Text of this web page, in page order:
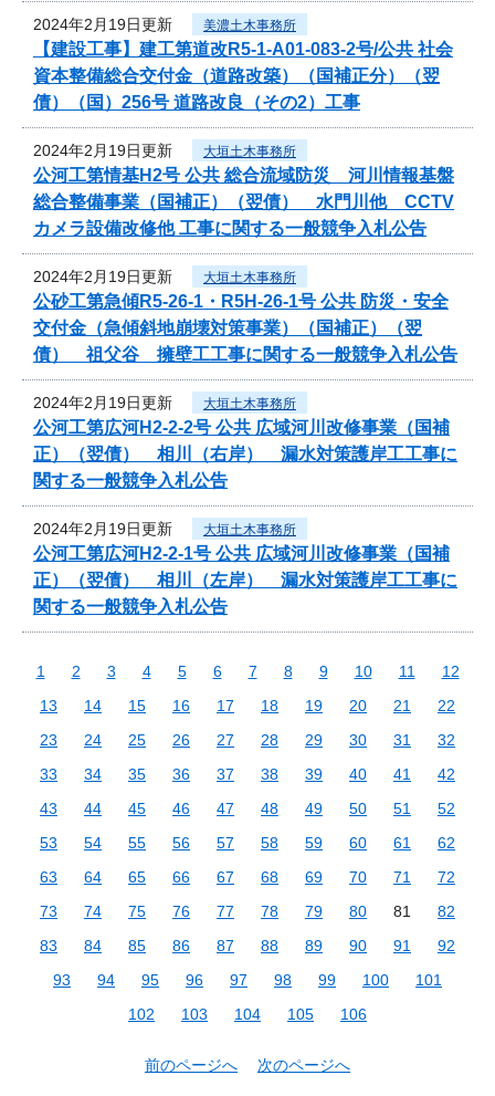
2024年2月19日更新 美濃土木事務所
【建設工事】建工第道改R5-1-A01-083-2号/公共 社会
資本整備総合交付金（道路改築）（国補正分）（翌
債）（国）256号 道路改良（その2）工事
2024年2月19日更新 大垣土木事務所
公河工第情基H2号 公共 総合流域防災 河川情報基盤
総合整備事業（国補正）（翌債） 水門川他 CCTV
カメラ設備改修他 工事に関する一般競争入札公告
2024年2月19日更新 大垣土木事務所
公砂工第急傾R5-26-1・R5H-26-1号 公共 防災・安全
交付金（急傾斜地崩壊対策事業）（国補正）（翌
債） 祖父谷 擁壁工工事に関する一般競争入札公告
2024年2月19日更新 大垣土木事務所
公河工第広河H2-2-2号 公共 広域河川改修事業（国補
正）（翌債） 相川（右岸） 漏水対策護岸工工事に
関する一般競争入札公告
2024年2月19日更新 大垣土木事務所
公河工第広河H2-2-1号 公共 広域河川改修事業（国補
正）（翌債） 相川（左岸） 漏水対策護岸工工事に
関する一般競争入札公告
1 2 3 4 5 6 7 8 9 10 11
12
13
14 15 16 17 18 19 20 21
22
23
24 25 26 27 28 29 30 31
32
33
34 35 36 37 38 39 40 41
42
43
44 45 46 47 48 49 50 51
52
53
54 55 56 57 58 59 60 61
62
63
64 65 66 67 68 69 70 71
72
73
74 75 76 77 78 79 80 81
82
83
84 85 86 87 88 89 90 91
92
93
94 95 96 97 98 99 100
101
102
103 104 105 106
前のページへ 次のページへ